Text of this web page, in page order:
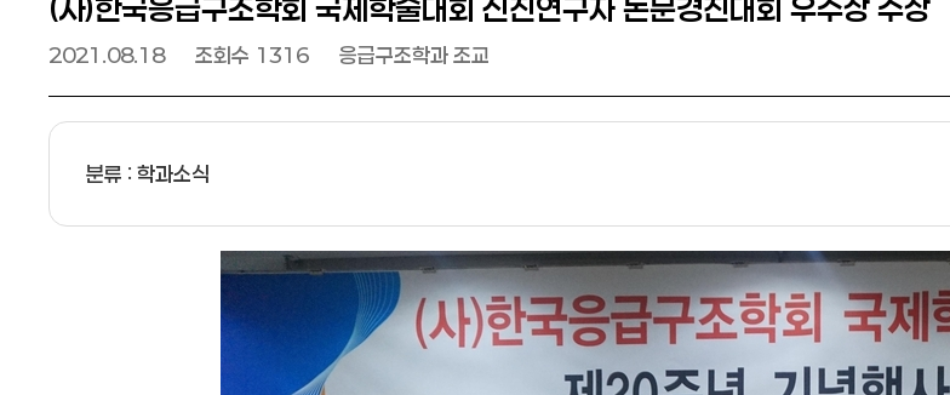
(사)한국응급구조학회 국제학술대회 신진연구자 논문경진대회 우수상 수상
날짜
2021.08.18 조회수 1316 응급구조학과 조교
분류 : 학과소식